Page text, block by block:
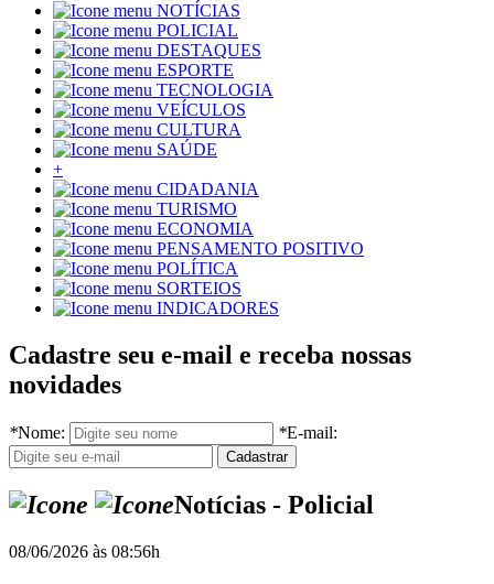
NOTÍCIAS
POLICIAL
DESTAQUES
ESPORTE
TECNOLOGIA
VEÍCULOS
CULTURA
SAÚDE
+
CIDADANIA
TURISMO
ECONOMIA
PENSAMENTO POSITIVO
POLÍTICA
SORTEIOS
INDICADORES
Cadastre seu e-mail e receba nossas
novidades
*Nome: *E-mail:
Notícias - Policial
08/06/2026 às 08:56h